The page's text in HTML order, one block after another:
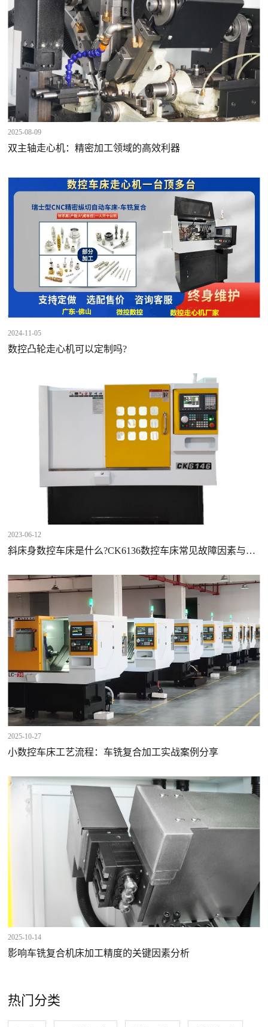
2025-08-09
双主轴走心机：精密加工领域的高效利器
2024-11-05
数控凸轮走心机可以定制吗?
2023-06-12
斜床身数控车床是什么?CK6136数控车床常见故障因素与解
2025-10-27
小数控车床工艺流程：车铣复合加工实战案例分享
2025-10-14
影响车铣复合机床加工精度的关键因素分析
热门分类